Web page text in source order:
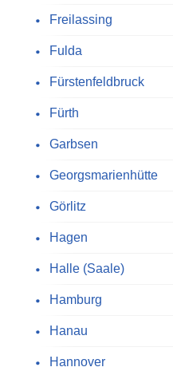
Freilassing
Fulda
Fürstenfeldbruck
Fürth
Garbsen
Georgsmarienhütte
Görlitz
Hagen
Halle (Saale)
Hamburg
Hanau
Hannover